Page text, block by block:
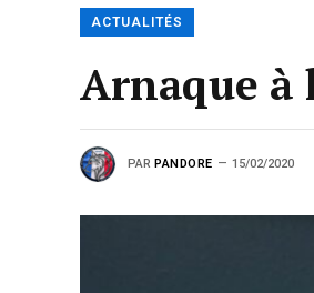
ACTUALITÉS
Arnaque à
PAR PANDORE 15/02/2020